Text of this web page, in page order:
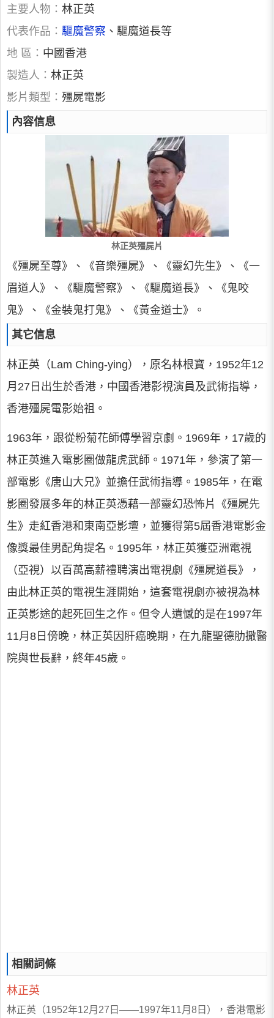
主要人物： 林正英
代表作品： 驅魔警察 、驅魔道長等
地 區： 中國香港
製造人： 林正英
影片類型： 殭屍電影
內容信息
林正英殭屍片
《殭屍至尊》、《音樂殭屍》、《靈幻先生》、《一
眉道人》、《驅魔警察》、《驅魔道長》、《鬼咬
鬼》、《金裝鬼打鬼》、《黃金道士》。
其它信息
林正英（Lam Ching-ying），原名林根寶，1952年12
月27日出生於香港，中國香港影視演員及武術指導，
香港殭屍電影始祖。
1963年，跟從粉菊花師傅學習京劇。1969年，17歲的
林正英進入電影圈做龍虎武師。1971年，參演了第一
部電影《唐山大兄》並擔任武術指導。1985年，在電
影圈發展多年的林正英憑藉一部靈幻恐怖片《殭屍先
生》走紅香港和東南亞影壇，並獲得第5屆香港電影金
像獎最佳男配角提名。1995年，林正英獲亞洲電視
（亞視）以百萬高薪禮聘演出電視劇《殭屍道長》，
由此林正英的電視生涯開始，這套電視劇亦被視為林
正英影途的起死回生之作。但令人遺憾的是在1997年
11月8日傍晚，林正英因肝癌晚期，在九龍聖德肋撒醫
院與世長辭，終年45歲。
相關詞條
林正英
林正英（1952年12月27日——1997年11月8日），香港電影